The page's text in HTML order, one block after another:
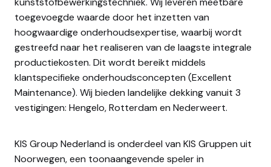
toegevoegde waarde door het inzetten van
hoogwaardige onderhoudsexpertise, waarbij wordt
gestreefd naar het realiseren van de laagste integrale
productiekosten. Dit wordt bereikt middels
klantspecifieke onderhoudsconcepten (Excellent
Maintenance). Wij bieden landelijke dekking vanuit 3
vestigingen: Hengelo, Rotterdam en Nederweert.
KIS Group Nederland is onderdeel van KIS Gruppen uit
Noorwegen, een toonaangevende speler in